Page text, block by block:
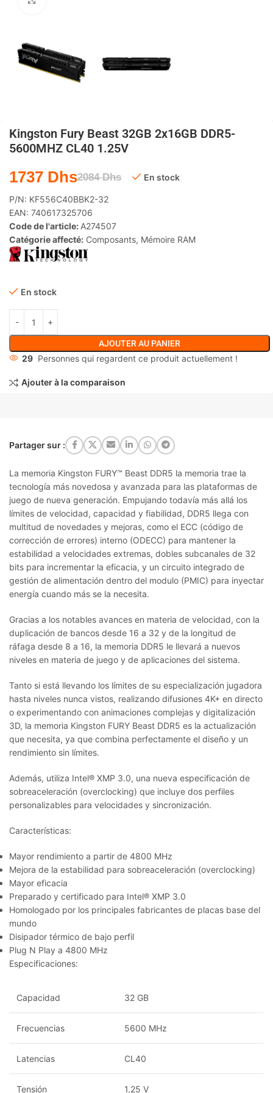
Kingston Fury Beast 32GB 2x16GB DDR5-
5600MHZ CL40 1.25V
2084Dhs
1737 Dhs En stock
P/N: KF556C40BBK2-32
EAN: 740617325706
Code de l'article: A274507
Catégorie affecté: Composants, Mémoire RAM
En stock
AJOUTER AU PANIER
29 Personnes qui regardent ce produit actuellement !
Ajouter à la comparaison
Partager sur :
La memoria Kingston FURY™ Beast DDR5 la memoria trae la
tecnología más novedosa y avanzada para las plataformas de
juego de nueva generación. Empujando todavía más allá los
límites de velocidad, capacidad y fiabilidad, DDR5 llega con
multitud de novedades y mejoras, como el ECC (código de
corrección de errores) interno (ODECC) para mantener la
estabilidad a velocidades extremas, dobles subcanales de 32
bits para incrementar la eficacia, y un circuito integrado de
gestión de alimentación dentro del modulo (PMIC) para inyectar
energía cuando más se la necesita.
Gracias a los notables avances en materia de velocidad, con la
duplicación de bancos desde 16 a 32 y de la longitud de
ráfaga desde 8 a 16, la memoria DDR5 le llevará a nuevos
niveles en materia de juego y de aplicaciones del sistema.
Tanto si está llevando los límites de su especialización jugadora
hasta niveles nunca vistos, realizando difusiones 4K+ en directo
o experimentando con animaciones complejas y digitalización
3D, la memoria Kingston FURY Beast DDR5 es la actualización
que necesita, ya que combina perfectamente el diseño y un
rendimiento sin límites.
Además, utiliza Intel® XMP 3.0, una nueva especificación de
sobreaceleración (overclocking) que incluye dos perfiles
personalizables para velocidades y sincronización.
Características:
Mayor rendimiento a partir de 4800 MHz
Mejora de la estabilidad para sobreaceleración (overclocking)
Mayor eficacia
Preparado y certificado para Intel® XMP 3.0
Homologado por los principales fabricantes de placas base del
mundo
Disipador térmico de bajo perfil
Plug N Play a 4800 MHz
Especificaciones:
Capacidad 32 GB
Frecuencias 5600 MHz
Latencias CL40
Tensión 1,25 V